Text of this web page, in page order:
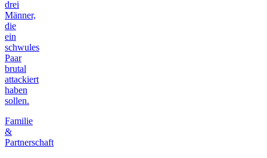
drei
Männer,
die
ein
schwules
Paar
brutal
attackiert
haben
sollen.
Familie
&
Partnerschaft